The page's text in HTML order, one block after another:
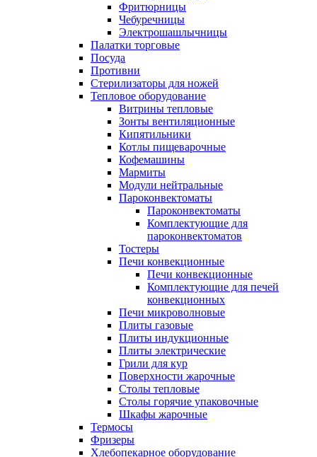
Фритюрницы
Чебуречницы
Электрошашлычницы
Палатки торговые
Посуда
Противни
Стерилизаторы для ножей
Тепловое оборудование
Витрины тепловые
Зонты вентиляционные
Кипятильники
Котлы пищеварочные
Кофемашины
Мармиты
Модули нейтральные
Пароконвектоматы
Пароконвектоматы
Комплектующие для
пароконвектоматов
Тостеры
Печи конвекционные
Печи конвекционные
Комплектующие для печей
конвекционных
Печи микроволновые
Плиты газовые
Плиты индукционные
Плиты электрические
Грили для кур
Поверхности жарочные
Столы тепловые
Столы горячие упаковочные
Шкафы жарочные
Термосы
Фризеры
Хлебопекарное оборудование